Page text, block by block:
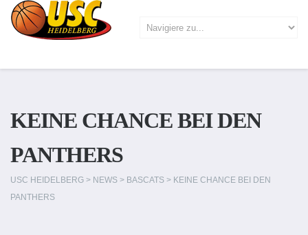
KEINE CHANCE BEI DEN
PANTHERS
USC HEIDELBERG > NEWS > BASCATS > KEINE CHANCE BEI DEN
PANTHERS